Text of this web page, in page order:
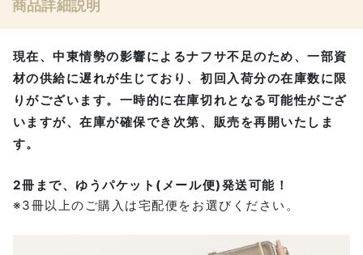
商品詳細説明
現在、中東情勢の影響によるナフサ不足のため、一部資
材の供給に遅れが生じており、初回入荷分の在庫数に限
りがございます。一時的に在庫切れとなる可能性がござ
いますが、在庫が確保でき次第、販売を再開いたしま
す。
2冊まで、ゆうパケット(メール便)発送可能！
※3冊以上のご購入は宅配便をお選びください。